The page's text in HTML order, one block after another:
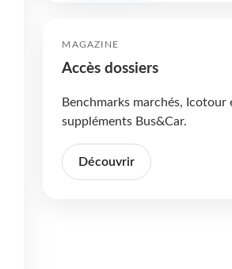
MAGAZINE
Accès dossiers
Benchmarks marchés, Icotour
suppléments Bus&Car.
Découvrir